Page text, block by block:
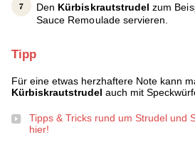
Den Kürbiskrautstrudel zum
Sauce Remoulade servieren.
Tipp
Für eine etwas herzhaftere Note kann
Kürbiskrautstrudel auch mit
Tipps & Tricks rund um Strudel und
hier!